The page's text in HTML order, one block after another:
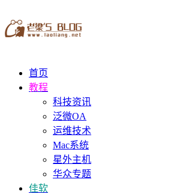
首页
教程
科技资讯
泛微OA
运维技术
Mac系统
星外主机
华众专题
佳软